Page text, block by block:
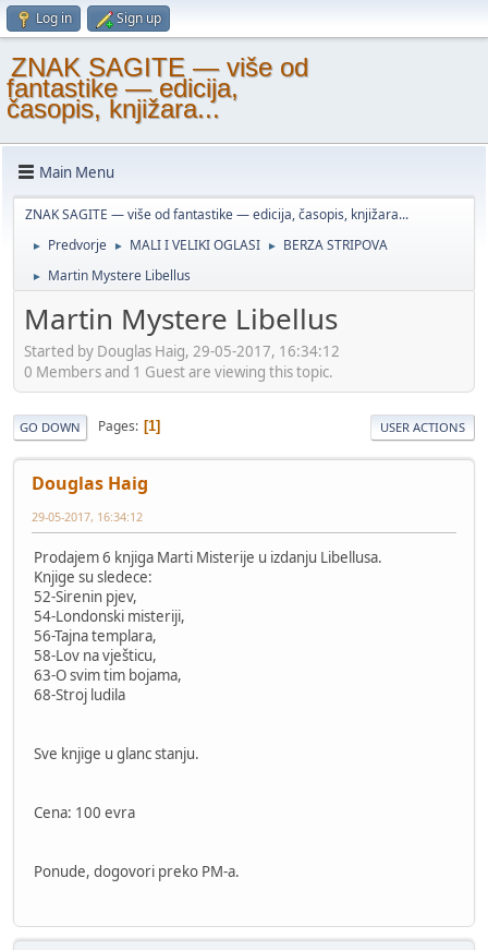
Log in Sign up
ZNAK SAGITE — više od
fantastike — edicija,
časopis, knjižara...
Main Menu
ZNAK SAGITE — više od fantastike — edicija, časopis, knjižara...
► Predvorje ► MALI I VELIKI OGLASI ► BERZA STRIPOVA
► Martin Mystere Libellus
Martin Mystere Libellus
Started by Douglas Haig, 29-05-2017, 16:34:12
0 Members and 1 Guest are viewing this topic.
GO DOWN Pages 1 USER ACTIONS
Douglas Haig
29-05-2017, 16:34:12
Prodajem 6 knjiga Marti Misterije u izdanju Libellusa.
Knjige su sledece:
52-Sirenin pjev,
54-Londonski misteriji,
56-Tajna templara,
58-Lov na vješticu,
63-O svim tim bojama,
68-Stroj ludila
Sve knjige u glanc stanju.
Cena: 100 evra
Ponude, dogovori preko PM-a.